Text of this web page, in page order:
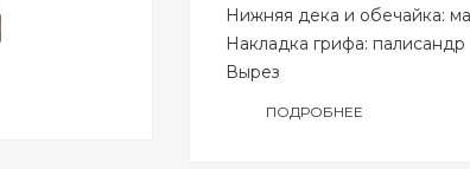
Нижняя дека и обечайка:
Накладка грифа: палисандр
Вырез
ПОДРОБНЕЕ